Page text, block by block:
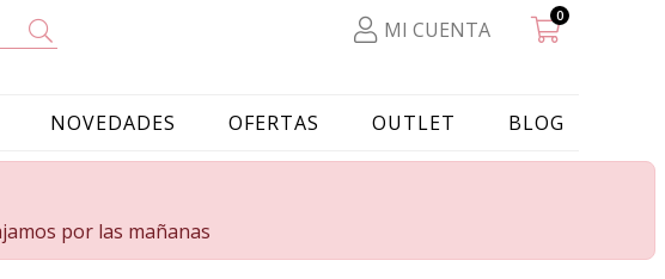
MI CUENTA
0
NOVEDADES OFERTAS OUTLET BLOG
por las mañanas